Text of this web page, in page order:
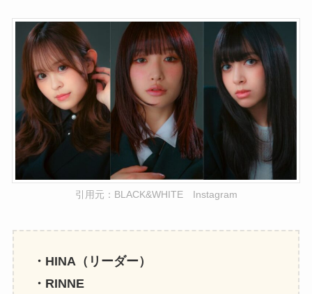
引用元：BLACK&WHITE Instagram
・HINA（リーダー）
・RINNE